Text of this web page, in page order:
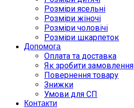
Розміри ясельні
Розміри жіночі
Розміри чоловічі
Розміри шкарпеток
Допомога
Оплата та доставка
Як зробити замовлення
Повернення товару
Знижки
Умови для СП
Контакти